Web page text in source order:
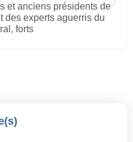
et anciens présidents de
des experts aguerris du
forts